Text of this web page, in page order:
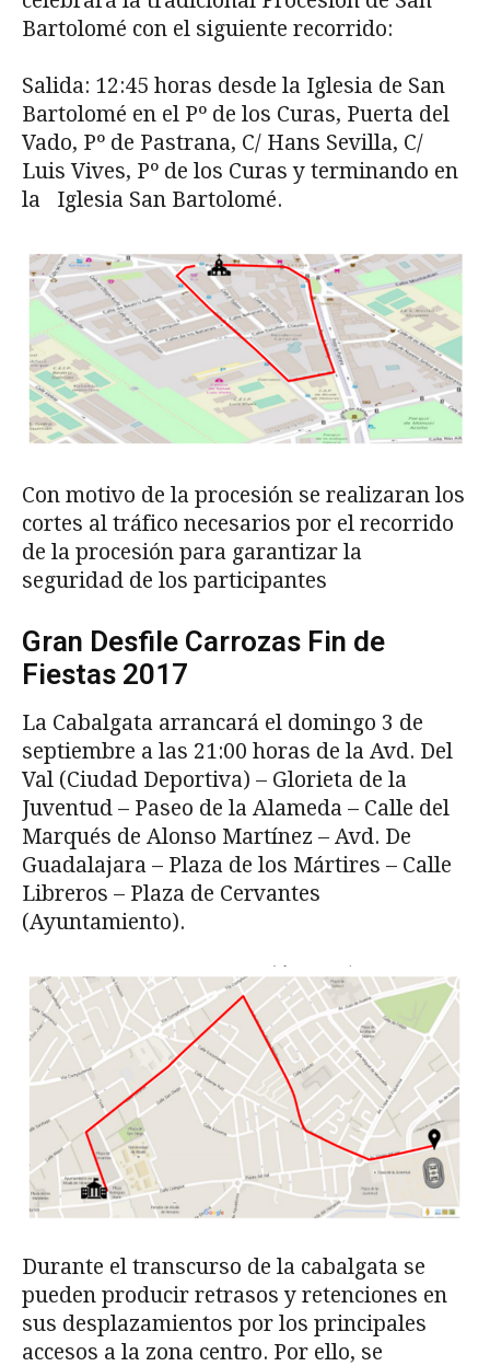
Bartolomé con el siguiente recorrido:
Salida: 12:45 horas desde la Iglesia de San
Bartolomé en el Pº de los Curas, Puerta del
Vado, Pº de Pastrana, C/ Hans Sevilla, C/
Luis Vives, Pº de los Curas y terminando en
la Iglesia San Bartolomé.
Con motivo de la procesión se realizaran los
cortes al tráfico necesarios por el recorrido
de la procesión para garantizar la
seguridad de los participantes
Gran Desfile Carrozas Fin de
Fiestas 2017
La Cabalgata arrancará el domingo 3 de
septiembre a las 21:00 horas de la Avd. Del
Val (Ciudad Deportiva) – Glorieta de la
Juventud – Paseo de la Alameda – Calle del
Marqués de Alonso Martínez – Avd. De
Guadalajara – Plaza de los Mártires – Calle
Libreros – Plaza de Cervantes
(Ayuntamiento).
Durante el transcurso de la cabalgata se
pueden producir retrasos y retenciones en
sus desplazamientos por los principales
accesos a la zona centro. Por ello, se